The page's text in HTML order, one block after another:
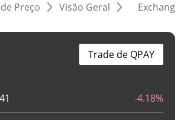
Preço Visão Geral
-4.18%
Trade de QPAY